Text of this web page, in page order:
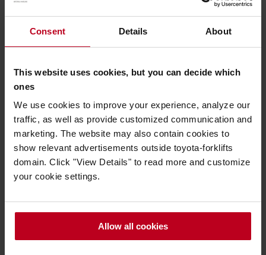
Consent Details About
This website uses cookies, but you can decide which
ones
We use cookies to improve your experience, analyze our
traffic, as well as provide customized communication and
marketing. The website may also contain cookies to
show relevant advertisements outside toyota-forklifts
domain. Click "View Details" to read more and customize
your cookie settings.
Allow all cookies
Toyota Material Handling France
Restez informé des dernières
nouveautés